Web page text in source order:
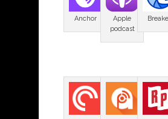
Anchor
Apple
podcast